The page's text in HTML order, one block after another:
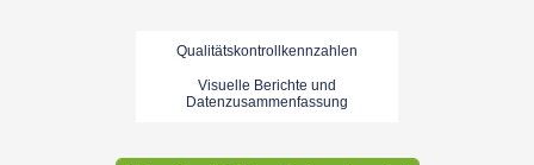
Qualitätskontrollkennzahlen
Visuelle Berichte und
Datenzusammenfassung